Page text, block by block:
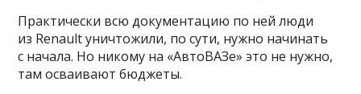
Практически всю документацию по ней люди
из Renault уничтожили, по сути, нужно начинать
с начала. Но никому на «АвтоВАЗе» это не нужно,
там осваивают бюджеты.